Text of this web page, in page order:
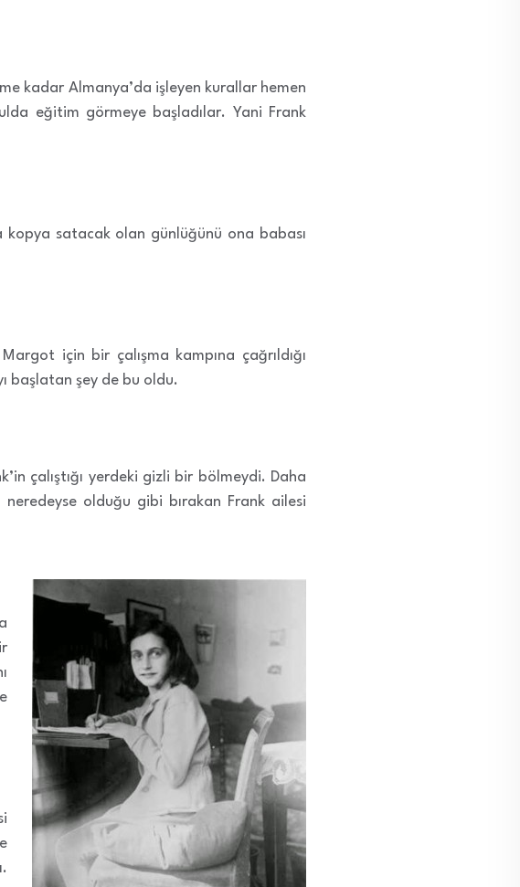
kadar Almanya’da işleyen kurallar hemen
eğitim görmeye başladılar. Yani Frank
satacak olan günlüğünü ona babası
için bir çalışma kampına çağrıldığı
başlatan şey de bu oldu.
çalıştığı yerdeki gizli bir bölmeydi. Daha
olduğu gibi bırakan Frank ailesi